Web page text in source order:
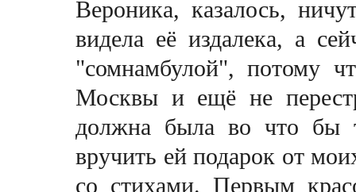
Вероника, казалось,
видела её издалека, а
"сомнамбулой", потому
Москвы и ещё не
должна была во что бы
вручить ей подарок от
сo стихами. Первым